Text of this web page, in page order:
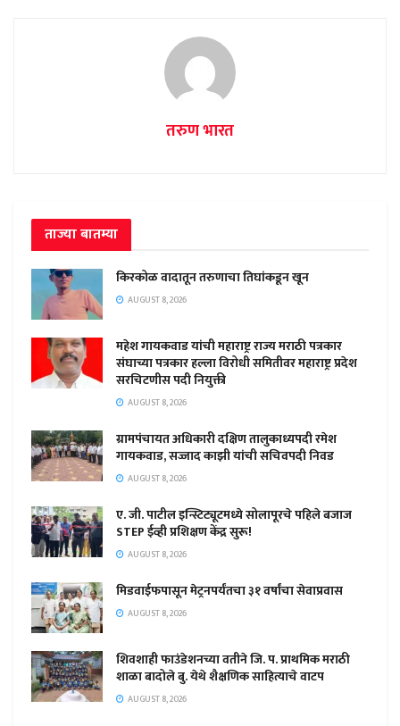
तरुण भारत
ताज्या बातम्या
किरकोळ वादातून तरुणाचा तिघांकडून खून
AUGUST 8, 2026
महेश गायकवाड यांची महाराष्ट्र राज्य मराठी पत्रकार
संघाच्या पत्रकार हल्ला विरोधी समितीवर महाराष्ट्र प्रदेश
सरचिटणीस पदी नियुक्ती
AUGUST 8, 2026
ग्रामपंचायत अधिकारी दक्षिण तालुकाध्यपदी रमेश
गायकवाड, सज्जाद काझी यांची सचिवपदी निवड
AUGUST 8, 2026
ए. जी. पाटील इन्स्टिट्यूटमध्ये सोलापूरचे पहिले बजाज
STEP ईव्ही प्रशिक्षण केंद्र सुरू!
AUGUST 8, 2026
मिडवाईफपासून मेट्रनपर्यंतचा ३१ वर्षांचा सेवाप्रवास
AUGUST 8, 2026
शिवशाही फाउंडेशनच्या वतीने जि. प. प्राथमिक मराठी
शाळा बादोले बु. येथे शैक्षणिक साहित्याचे वाटप
AUGUST 8, 2026